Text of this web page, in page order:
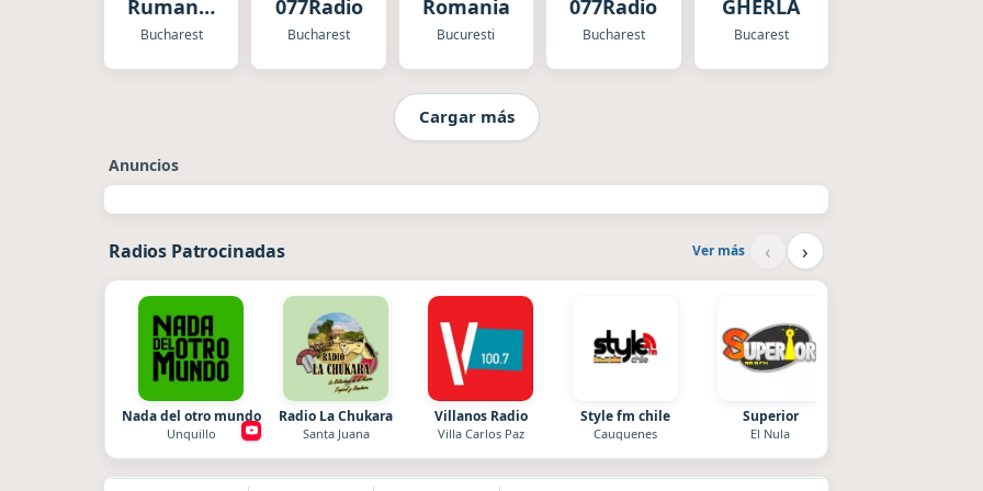
Rumania
Internacional
Bucharest
077Radio
Bucharest
Romania
Bucuresti
077Radio
Bucharest
GHERLA
Bucarest
Cargar más
Anuncios
Radios Patrocinadas Ver más ‹ ›
Nada del otro mundo
Unquillo
Radio La Chukara
Santa Juana
Villanos Radio
Villa Carlos Paz
Style fm chile
Cauquenes
Superior
El Nula